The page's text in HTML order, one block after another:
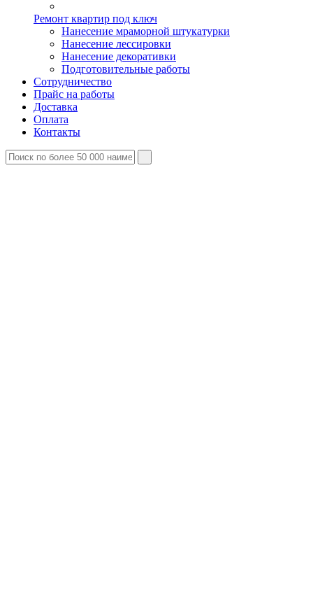
Ремонт квартир под ключ
Нанесение мраморной штукатурки
Нанесение лессировки
Нанесение декоративки
Подготовительные работы
Сотрудничество
Прайс на работы
Доставка
Оплата
Контакты